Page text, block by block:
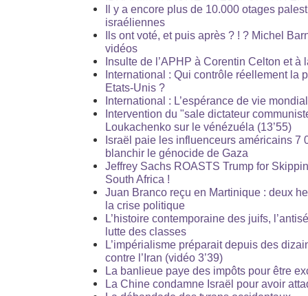
Il y a encore plus de 10.000 otages
israéliennes
Ils ont voté, et puis après ? ! ? Michel
vidéos
Insulte de l’APHP à Corentin Celton et à
International : Qui contrôle réellement la
Etats-Unis ?
International : L’espérance de vie
Intervention du "sale dictateur
Loukachenko sur le vénézuéla (13’55)
Israël paie les influenceurs américains 7
blanchir le génocide de Gaza
Jeffrey Sachs ROASTS Trump for
South Africa !
Juan Branco reçu en Martinique : deux
la crise politique
L’histoire contemporaine des juifs,
lutte des classes
L’impérialisme préparait depuis des
contre l’Iran (vidéo 3’39)
La banlieue paye des impôts pour être
La Chine condamne Israël pour avoir